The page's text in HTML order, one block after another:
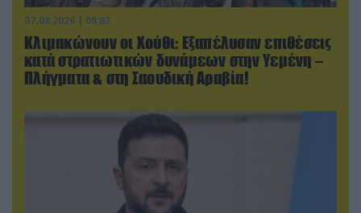
07.08.2026 | 08:02
Κλιμακώνουν οι Χούθι: Eξαπέλυσαν επιθέσεις
κατά στρατιωτικών δυνάμεων στην Υεμένη –
Πλήγματα & στη Σαουδική Αραβία!